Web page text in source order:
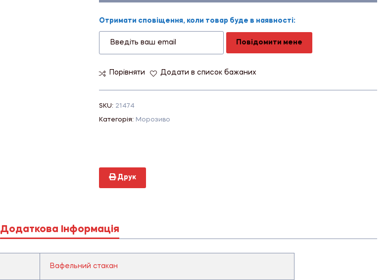
Отримати сповіщення, коли товар буде в наявності:
Повідомити мене
Порівняти Додати в список бажаних
SKU: 21474
Категорія: Морозиво
Друк
Додаткова Інформація
Вафельний стакан